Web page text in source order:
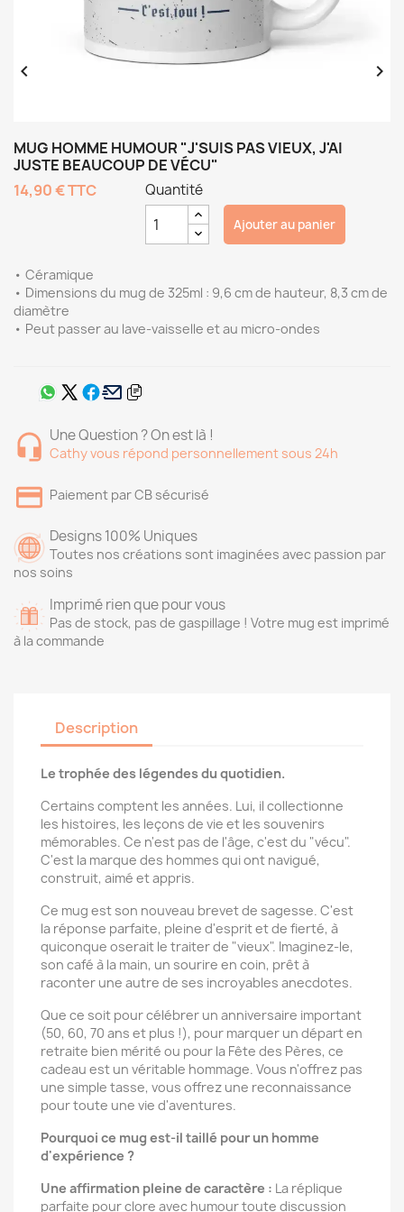
 
MUG HOMME HUMOUR "J'SUIS PAS VIEUX, J'AI
JUSTE BEAUCOUP DE VÉCU"
14,90 €TTC
• Céramique
• Dimensions du mug de 325ml : 9,6 cm de hauteur, 8,3 cm de
diamètre
• Peut passer au lave-vaisselle et au micro-ondes
Quantité
Ajouter au panier
Une Question ? On est là !
Cathy vous répond personnellement sous 24h
Paiement par CB sécurisé
Designs 100% Uniques
Toutes nos créations sont imaginées avec passion par
nos soins
Imprimé rien que pour vous
Pas de stock, pas de gaspillage ! Votre mug est imprimé
à la commande
Description
Le trophée des légendes du quotidien.
Certains comptent les années. Lui, il collectionne
les histoires, les leçons de vie et les souvenirs
mémorables. Ce n'est pas de l'âge, c'est du "vécu".
C'est la marque des hommes qui ont navigué,
construit, aimé et appris.
Ce mug est son nouveau brevet de sagesse. C'est
la réponse parfaite, pleine d'esprit et de fierté, à
quiconque oserait le traiter de "vieux". Imaginez-le,
son café à la main, un sourire en coin, prêt à
raconter une autre de ses incroyables anecdotes.
Que ce soit pour célébrer un anniversaire important
(50, 60, 70 ans et plus !), pour marquer un départ en
retraite bien mérité ou pour la Fête des Pères, ce
cadeau est un véritable hommage. Vous n'offrez pas
une simple tasse, vous offrez une reconnaissance
pour toute une vie d'aventures.
Pourquoi ce mug est-il taillé pour un homme
d'expérience ?
Une affirmation pleine de caractère : La réplique
parfaite pour clore avec humour toute discussion